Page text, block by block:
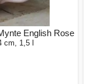
English Rose
1,5 l